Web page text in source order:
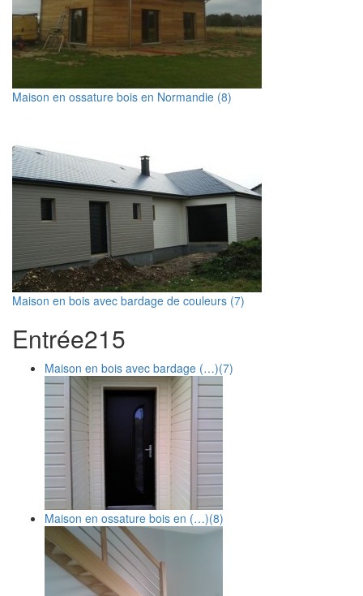
Maison en ossature bois en Normandie (8)
Maison en bois avec bardage de couleurs (7)
Entrée215
Maison en bois avec bardage (…)(7)
Maison en ossature bois en (…)(8)